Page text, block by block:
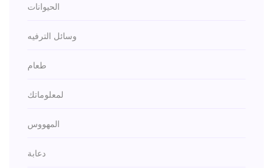
الحيوانات
وسائل الترفيه
طعام
لمعلوماتك
المهووس
دعابة